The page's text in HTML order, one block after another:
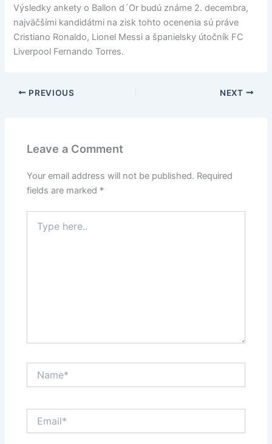
Výsledky ankety o Ballon d´Or budú známe 2. decembra,
najväčšími kandidátmi na zisk tohto ocenenia sú práve
Cristiano Ronaldo, Lionel Messi a španielsky útočník FC
Liverpool Fernando Torres.
PREVIOUS NEXT
Leave a Comment
Your email address will not be published. Required
fields are marked *
here..